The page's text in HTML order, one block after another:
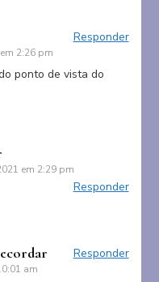
2:26 pm
Responder
ponto de vista do
em 2:29 pm
Responder
am
Responder